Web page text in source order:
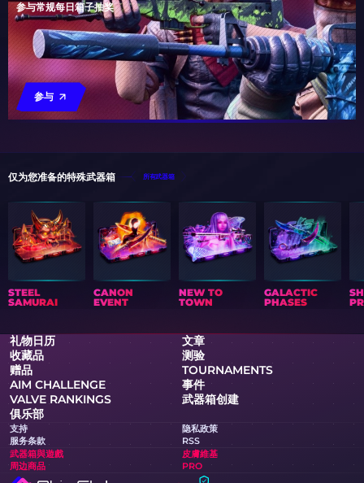
参与常规每日箱子抽奖
参与
仅为您准备的特殊武器箱 所有武器箱
STEEL
SAMURAI
CANON
EVENT
NEW TO
TOWN
GALACTIC
PHASES
礼物日历
文章
收藏品
测验
赠品
TOURNAMENTS
AIM CHALLENGE
事件
VALVE RANKINGS
武器箱创建
俱乐部
支持
隐私政策
服务条款
RSS
武器箱與遊戲
皮膚維基
周边商品
PRO